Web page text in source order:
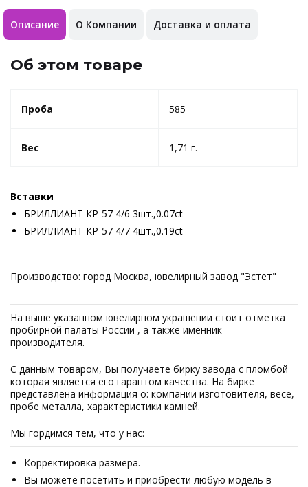
Описание О Компании Доставка и оплата
Об этом товаре
Проба 585
Вес 1,71 г.
Вставки
БРИЛЛИАНТ КР-57 4/6 3шт.,0.07ct
БРИЛЛИАНТ КР-57 4/7 4шт.,0.19ct
Производство: город Москва, ювелирный завод "Эстет"
На выше указанном ювелирном украшении стоит отметка
пробирной палаты России , а также именник
производителя.
С данным товаром, Вы получаете бирку завода с пломбой
которая является его гарантом качества. На бирке
представлена информация о: компании изготовителя, весе,
пробе металла, характеристики камней.
Мы гордимся тем, что у нас:
Корректировка размера.
Вы можете посетить и приобрести любую модель в